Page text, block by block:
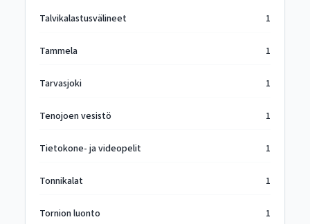
Talvikalastusvälineet 1
Tammela 1
Tarvasjoki 1
Tenojoen vesistö 1
Tietokone- ja videopelit 1
Tonnikalat 1
Tornion luonto 1